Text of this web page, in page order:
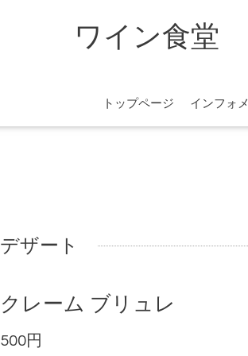
ワイン食堂
トップページ インフォ
デザート
クレーム ブリュレ
500円